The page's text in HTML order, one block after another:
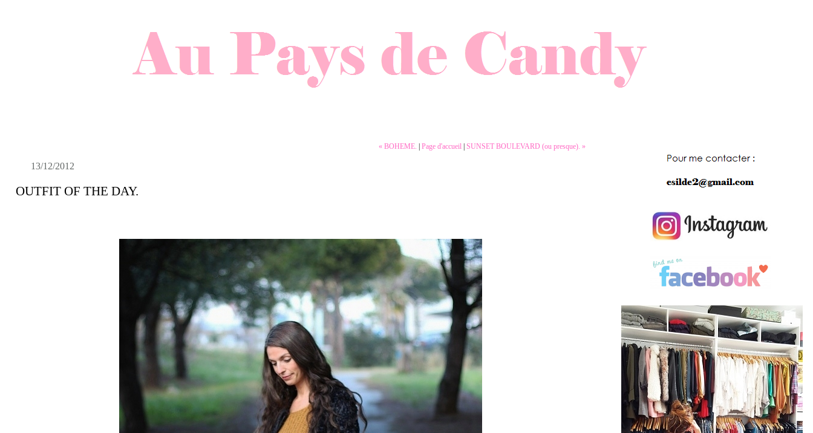
« BOHEME. Page d'accueil SUNSET BOULEVARD (ou presque). »
13/12/2012
OUTFIT OF THE DAY.